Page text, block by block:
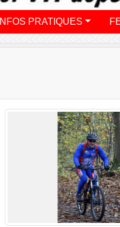
INFOS PRATIQUES